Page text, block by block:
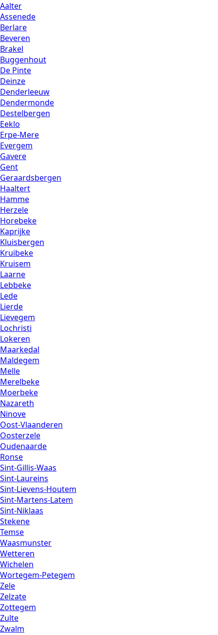
Aalter
Assenede
Berlare
Beveren
Brakel
Buggenhout
De Pinte
Deinze
Denderleeuw
Dendermonde
Destelbergen
Eeklo
Erpe-Mere
Evergem
Gavere
Gent
Geraardsbergen
Haaltert
Hamme
Herzele
Horebeke
Kaprijke
Kluisbergen
Kruibeke
Kruisem
Laarne
Lebbeke
Lede
Lierde
Lievegem
Lochristi
Lokeren
Maarkedal
Maldegem
Melle
Merelbeke
Moerbeke
Nazareth
Ninove
Oost-Vlaanderen
Oosterzele
Oudenaarde
Ronse
Sint-Gillis-Waas
Sint-Laureins
Sint-Lievens-Houtem
Sint-Martens-Latem
Sint-Niklaas
Stekene
Temse
Waasmunster
Wetteren
Wichelen
Wortegem-Petegem
Zele
Zelzate
Zottegem
Zulte
Zwalm